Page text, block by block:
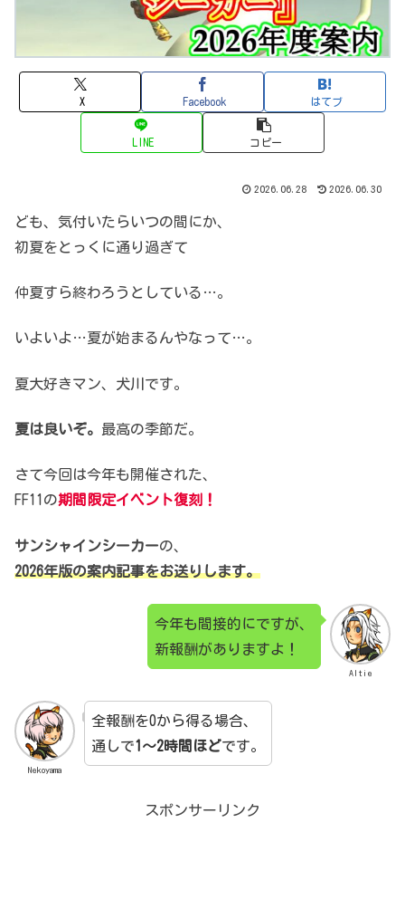
X Facebook はてブ
LINE コピー
2026.06.28 2026.06.30
ども、気付いたらいつの間にか、
初夏をとっくに通り過ぎて
仲夏すら終わろうとしている…。
いよいよ…夏が始まるんやなって…。
夏大好きマン、犬川です。
夏は良いぞ。 最高の季節だ。
さて今回は今年も開催された、
FF11の期間限定イベント復刻！
サンシャインシーカーの、
2026年版の案内記事をお送りします。
Altie
今年も間接的にですが、
新報酬がありますよ！
Nekoyama
全報酬を0から得る場合、
通しで1～2時間ほどです。
スポンサーリンク